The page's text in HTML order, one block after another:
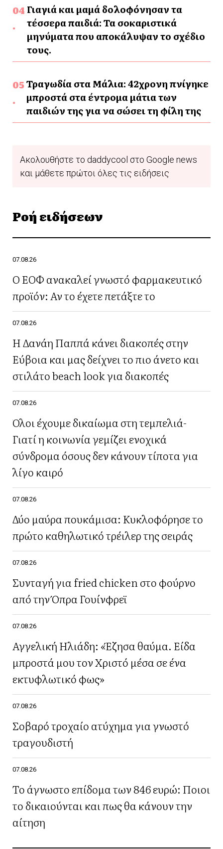
Γιαγιά και μαμά δολοφόνησαν τα
τέσσερα παιδιά: Τα σοκαριστικά
μηνύματα που αποκάλυψαν το σχέδιο
τους.
Τραγωδία στα Μάλια: 42χρονη πνίγηκε
μπροστά στα έντρομα μάτια των
παιδιών της για να σώσει τη φίλη της
Ακολουθήστε το daddycool στο Google news
και μάθετε πρώτοι όλες τις ειδήσεις
Ροή ειδήσεων
07.08.26
Ο ΕΟΦ ανακαλεί γνωστό φαρμακευτικό
προϊόν: Αν το έχετε πετάξτε το
07.08.26
Η Δανάη Παππά κάνει διακοπές στην
Εύβοια και μας δείχνει το πιο άνετο και
στιλάτο beach look για διακοπές
07.08.26
Όλοι έχουμε δικαίωμα στη τεμπελιά-
Γιατί η κοινωνία γεμίζει ενοχικά
σύνδρομα όσους δεν κάνουν τίποτα για
λίγο καιρό
07.08.26
Δύο μαύρα πουκάμισα: Κυκλοφόρησε το
πρώτο καθηλωτικό τρέιλερ της σειράς
07.08.26
Συνταγή για fried chicken στο φούρνο
από την Όπρα Γουίνφρεϊ
07.08.26
Αγγελική Ηλιάδη: «Έζησα θαύμα. Είδα
μπροστά μου τον Χριστό μέσα σε ένα
εκτυφλωτικό φως»
07.08.26
Σοβαρό τροχαίο ατύχημα για γνωστό
τραγουδιστή
07.08.26
Το άγνωστο επίδομα των 846 ευρώ: Ποιοι
το δικαιούνται και πως θα κάνουν την
αίτηση